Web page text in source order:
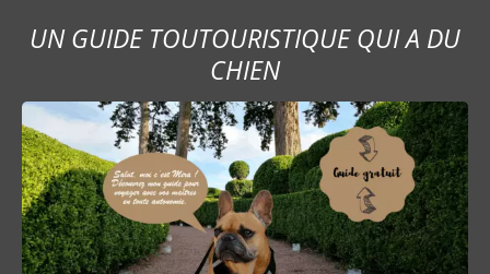
UN GUIDE TOUTOURISTIQUE QUI A DU
CHIEN